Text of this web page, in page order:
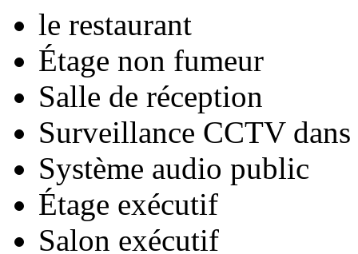
le restaurant
Étage non fumeur
Salle de réception
Surveillance CCTV dans
Système audio public
Étage exécutif
Salon exécutif